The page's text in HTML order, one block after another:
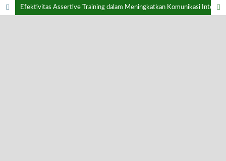
Efektivitas Assertive Training dalam Meningkatkan Komunikasi Interpersonal pada Pegawai ASN UPT Penilaian Potensi dan Kompetensi Badan Kepegawaian Daerah Provinsi Sulawesi Selatan